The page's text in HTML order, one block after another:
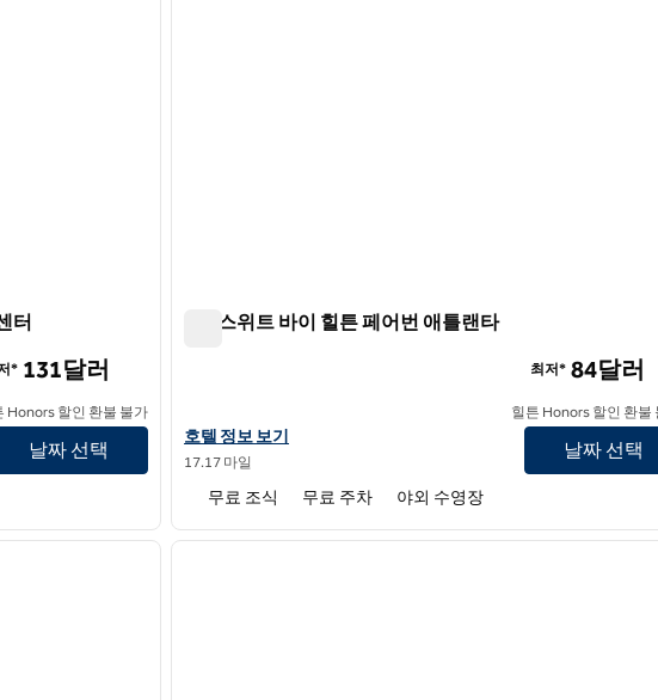
터
텔 정보 보기
* 131달러
Honors 할인 환불 불가
날짜 선택
홈2 스위트 바이 힐튼 페어번 애틀랜타
홈2 스위트 바이 힐튼 페어번 애틀랜타의 호텔 정보 보기
호텔 정보 보기
17.17 마일
최저* 84달러
힐튼 Honors 할인 환불
날짜 선택
무료 조식 무료 주차 야외 수영장
다음 이미지
1/12